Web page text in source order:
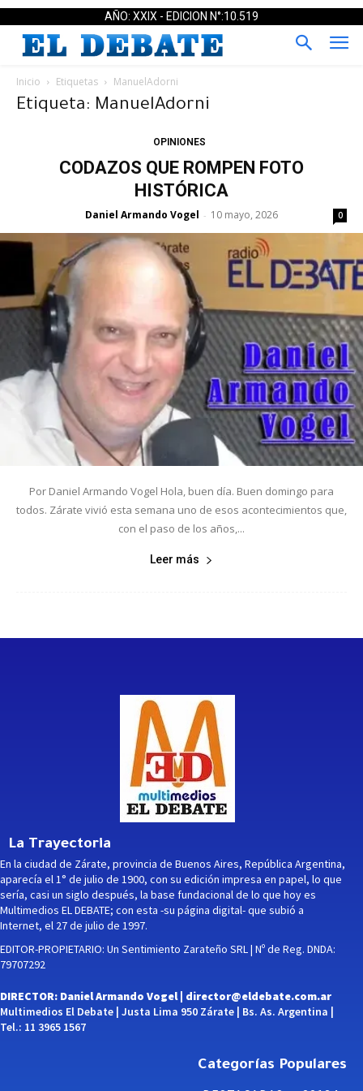
AÑO: XXIX - EDICION N°:10.519
Inicio Etiquetas ManuelAdorni
Etiqueta: ManuelAdorni
OPINIONES
CODAZOS QUE ROMPEN FOTO
HISTÓRICA
Daniel Armando Vogel - 10 mayo, 2026 0
Por Daniel Armando Vogel Hola, buen día. Buen domingo para
todos. Zárate vivió esta semana uno de esos acontecimientos que,
con el paso de los años,...
Leer más
La Trayectoria
En la ciudad de Zárate, provincia de Buenos Aires, República Argentina,
aparecía el 1° de julio de 1900, con su edición impresa en papel, lo que
sería, casi un siglo después, la base fundacional de lo que hoy es
Multimedios EL DEBATE; con esta -su página digital- que subió a
Internet, el 27 de julio de 1997.
EDITOR-PROPIETARIO: Un Sentimiento Zarateño SRL | Nº de Reg. DNDA:
79707292
DIRECTOR: Daniel Armando Vogel | director@eldebate.com.ar
Multimedios El Debate | Justa Lima 950 Zárate | Bs. As. Argentina |
Tel.: 11 3965 1567
Categorías Populares